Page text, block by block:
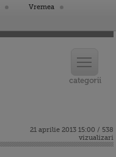
Vremea
21 aprilie 2013 15:00 / 538
vizualizari